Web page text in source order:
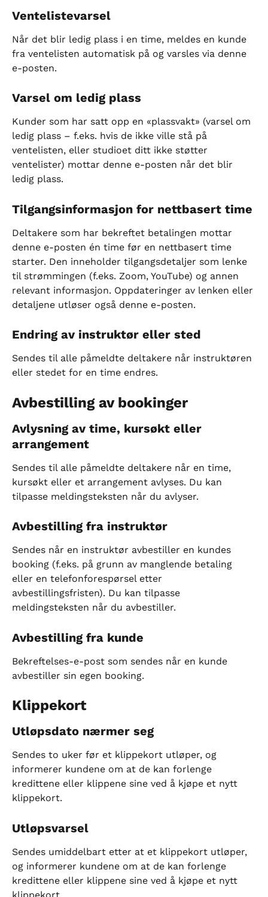
Ventelistevarsel
Når det blir ledig plass i en time, meldes en kunde
fra ventelisten automatisk på og varsles via denne
e-posten.
Varsel om ledig plass
Kunder som har satt opp en «plassvakt» (varsel om
ledig plass – f.eks. hvis de ikke ville stå på
ventelisten, eller studioet ditt ikke støtter
ventelister) mottar denne e-posten når det blir
ledig plass.
Tilgangsinformasjon for nettbasert time
Deltakere som har bekreftet betalingen mottar
denne e-posten én time før en nettbasert time
starter. Den inneholder tilgangsdetaljer som lenke
til strømmingen (f.eks. Zoom, YouTube) og annen
relevant informasjon. Oppdateringer av lenken eller
detaljene utløser også denne e-posten.
Endring av instruktør eller sted
Sendes til alle påmeldte deltakere når instruktøren
eller stedet for en time endres.
Avbestilling av bookinger
Avlysning av time, kursøkt eller
arrangement
Sendes til alle påmeldte deltakere når en time,
kursøkt eller et arrangement avlyses. Du kan
tilpasse meldingsteksten når du avlyser.
Avbestilling fra instruktør
Sendes når en instruktør avbestiller en kundes
booking (f.eks. på grunn av manglende betaling
eller en telefonforespørsel etter
avbestillingsfristen). Du kan tilpasse
meldingsteksten når du avbestiller.
Avbestilling fra kunde
Bekreftelses-e-post som sendes når en kunde
avbestiller sin egen booking.
Klippekort
Utløpsdato nærmer seg
Sendes to uker før et klippekort utløper, og
informerer kundene om at de kan forlenge
kredittene eller klippene sine ved å kjøpe et nytt
klippekort.
Utløpsvarsel
Sendes umiddelbart etter at et klippekort utløper,
og informerer kundene om at de kan forlenge
kredittene eller klippene sine ved å kjøpe et nytt
klippekort.